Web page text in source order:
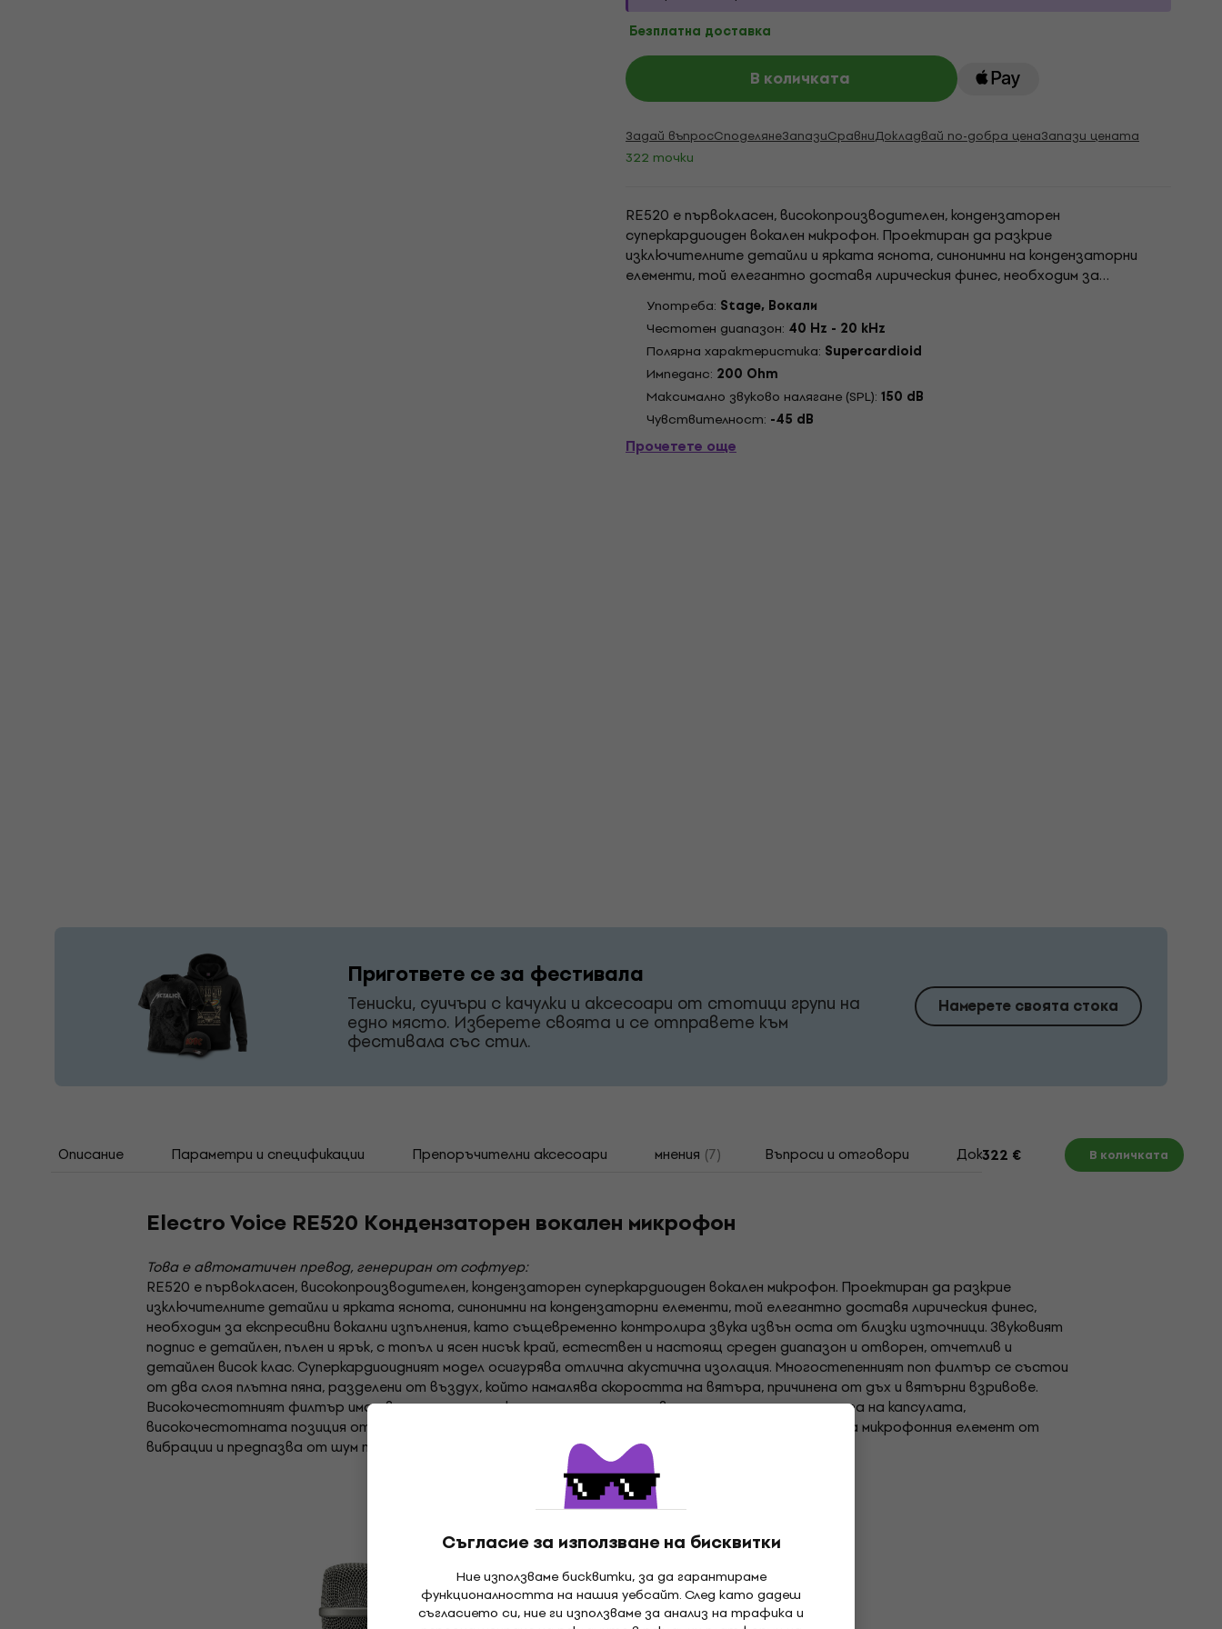
Съгласие за използване на бисквитки
Ние използваме бисквитки, за да гарантираме
функционалността на нашия уебсайт. След като дадеш
съгласието си, ние ги използваме за анализ на трафика и
Безплатна доставка
В количката
Задай въпросСподелянеЗапазиСравниДокладвай по-добра ценаЗапази цената
322 точки
RE520 е първокласен, високопроизводителен, кондензаторен
суперкардиоиден вокален микрофон. Проектиран да разкрие
изключителните детайли и ярката яснота, синонимни на кондензаторни
елементи, той елегантно доставя лирическия финес, необходим за
експресивни вокални изпълнения, като същевременно контролира звука извън
оста от близки източници....
Употреба: Stage, Вокали
Честотен диапазон: 40 Hz - 20 kHz
Полярна характеристика: Supercardioid
Импеданс: 200 Ohm
Максимално звуково налягане (SPL): 150 dB
Чувствителност: -45 dB
Прочетете още
Пригответе се за фестивала
Тениски, суичъри с качулки и аксесоари от стотици групи на
едно място. Изберете своята и се отправете към
фестивала със стил.
Намерете своята стока
Описание Параметри и спецификации Препоръчителни аксесоари мнения (7) Въпроси и отговори Документи
322 € В количката
Electro Voice RE520 Кондензаторен вокален микрофон
Това е автоматичен превод, генериран от софтуер:
RE520 е първокласен, високопроизводителен, кондензаторен суперкардиоиден вокален микрофон. Проектиран да разкрие
изключителните детайли и ярката яснота, синонимни на кондензаторни елементи, той елегантно доставя лирическия финес,
необходим за експресивни вокални изпълнения, като същевременно контролира звука извън оста от близки източници. Звуковият
подпис е детайлен, пълен и ярък, с топъл и ясен нисък край, естествен и настоящ среден диапазон и отворен, отчетлив и
детайлен висок клас. Суперкардиоидният модел осигурява отлична акустична изолация. Многостепенният поп филтър се състои
от два слоя плътна пяна, разделени от въздух, който намалява скоростта на вятъра, причинена от дъх и вятърни взривове.
Високочестотният филтър има две позиции - плоската позиция осигурява пълната честотна лента на капсулата,
високочестотната позиция отслабва честотите под 150 Hz. Вътрешният ударен монтаж изолира микрофонния елемент от
вибрации и предпазва от шум при работа.